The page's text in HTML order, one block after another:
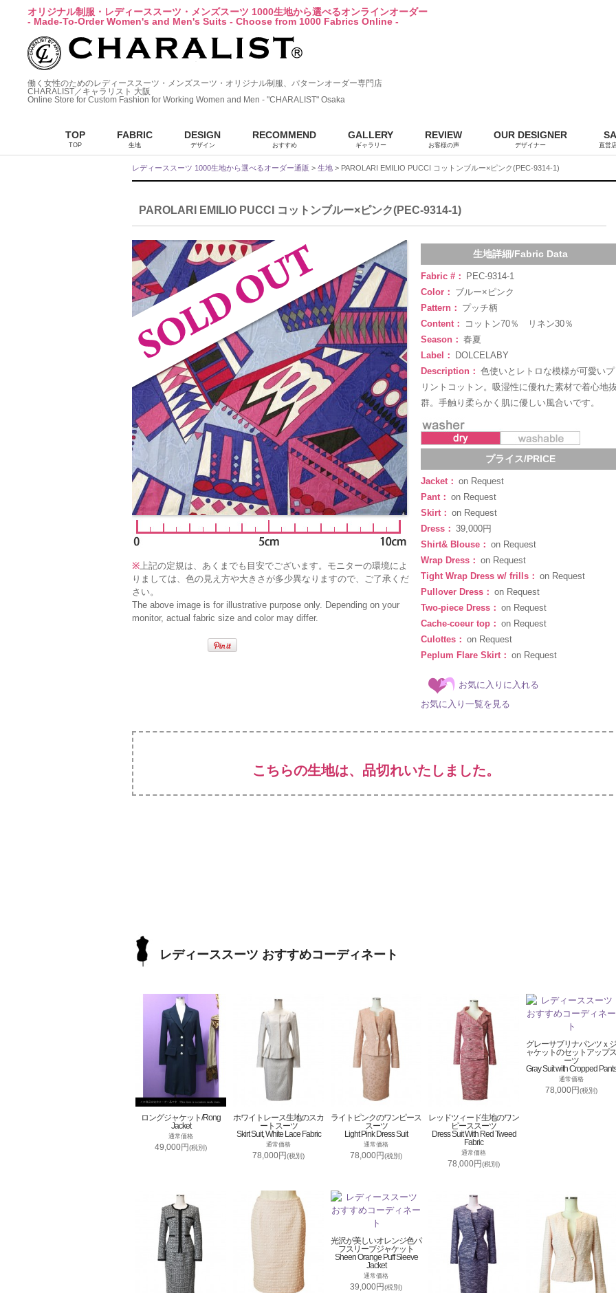
オリジナル制服・レディーススーツ・メンズスーツ 1000生地から選べるオンラインオーダー
- Made-To-Order Women's and Men's Suits - Choose from 1000 Fabrics Online -
働く女性のためのレディーススーツ・メンズスーツ・オリジナル制服、パターンオーダー専門店
CHARALIST／キャラリスト 大阪
Online Store for Custom Fashion for Working Women and Men - "CHARALIST" Osaka
TOP
TOP
FABRIC
生地
DESIGN
デザイン
RECOMMEND
おすすめ
GALLERY
ギャラリー
REVIEW
お客様の声
OUR DESIGNER
デザイナー 直営
レディーススーツ 1000生地から選べるオーダー通販 > 生地 > PAROLARI EMILIO PUCCI コットンブルー×ピンク(PEC-9314-1)
PAROLARI EMILIO PUCCI コットンブルー×ピンク(PEC-9314-1)
※上記の定規は、あくまでも目安でございます。モニターの環境によ
りましては、色の見え方や大きさが多少異なりますので、ご了承くだ
さい。
The above image is for illustrative purpose only. Depending on your
monitor, actual fabric size and color may differ.
生地詳細/Fabric Data
Fabric #：
PEC-9314-1
Color： ブルー×ピンク
Pattern： プッチ柄
Content：
コットン70％ リネン30％
Season： 春夏
Label：
DOLCELABY
Description： 色使いとレトロな模様が可愛いプ
リントコットン。吸湿性に優れた素材で着心地
群。手触り柔らかく肌に優しい風合いです。
プライス/PRICE
Jacket： on Request
Pant： on Request
Skirt： on Request
Dress： 39,000円
Shirt& Blouse： on Request
Wrap Dress： on Request
Tight Wrap Dress w/ frills： on Request
Pullover Dress： on Request
Two-piece Dress： on Request
Cache-coeur top： on Request
Culottes： on Request
Peplum Flare Skirt： on Request
お気に入りに入れる
お気に入り一覧を見る
こちらの生地は、品切れいたしました。
レディーススーツ おすすめコーディネート
ロングジャケット/Rong
Jacket
通常価格
49,000円(税別)
ホワイトレース生地のスカ
ートスーツ
Skirt Suit, White Lace Fabric
通常価格
78,000円(税別)
ライトピンクのワンピース
スーツ
Light Pink Dress Suit
通常価格
78,000円(税別)
レッドツィード生地のワン
ピーススーツ
Dress Suit With Red Tweed
Fabric
通常価格
78,000円(税別)
グレーサブリナパンツｘジ
ャケットのセットアップス
ーツ
Gray Suit with Cropped Pants
通常価格
78,000円(税別)
光沢が美しいオレンジ色パ
フスリーブジャケット
Sheen Orange Puff Sleeve
Jacket
通常価格
39,000円(税別)